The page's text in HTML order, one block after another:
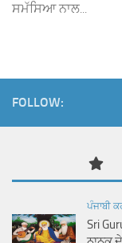
ਸਮੱਸਿਆ ਨਾਲ...
FOLLOW:
ਪੰਜਾਬੀ
Sri